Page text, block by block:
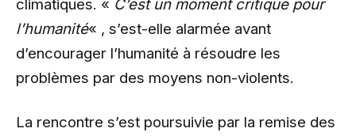
climatiques. « C’est un moment critique pour
l’humanité« , s’est-elle alarmée avant
d’encourager l’humanité à résoudre les
problèmes par des moyens non-violents.
La rencontre s’est poursuivie par la remise des